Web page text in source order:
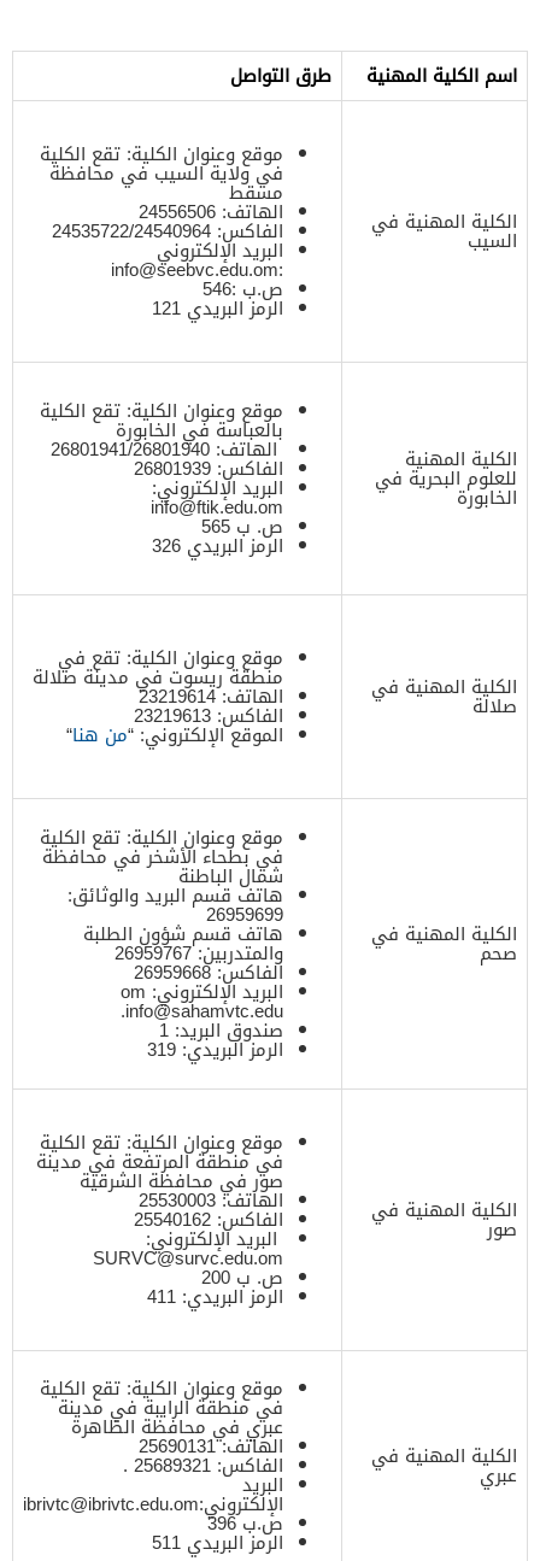
اسم الكلية المهنية طرق التواصل
الكلية المهنية في
السيب
موقع وعنوان الكلية: تقع الكلية
في ولاية السيب في محافظة
مسقط
الهاتف: 24556506
الفاكس: 24535722/24540964
البريد الإلكتروني
:
info@seebvc.edu.om
ص.ب :546
الرمز البريدي 121
الكلية المهنية
للعلوم البحرية في
الخابورة
موقع وعنوان الكلية: تقع الكلية
بالعباسة في الخابورة
الهاتف: 26801941/26801940
الفاكس: 26801939
البريد الإلكتروني:
info@ftik.edu.om
ص. ب 565
الرمز البريدي 326
الكلية المهنية في
صلالة
موقع وعنوان الكلية: تقع في
منطقة ريسوت في مدينة صلالة
الهاتف: 23219614
الفاكس: 23219613
الموقع الإلكتروني: “من هنا“
الكلية المهنية في
صحم
موقع وعنوان الكلية: تقع الكلية
في بطحاء الأشخر في محافظة
شمال الباطنة
هاتف قسم البريد والوثائق:
26959699
هاتف قسم شؤون الطلبة
والمتدربين: 26959767
الفاكس: 26959668
البريد الإلكتروني: om
info@sahamvtc.edu
.
صندوق البريد: 1
الرمز البريدي: 319
الكلية المهنية في
صور
موقع وعنوان الكلية: تقع الكلية
في منطقة المرتفعة في مدينة
صور في محافظة الشرقية
الهاتف: 25530003
الفاكس: 25540162
البريد الإلكتروني:
SURVC@survc.edu.om
ص. ب 200
الرمز البريدي: 411
الكلية المهنية في
عبري
موقع وعنوان الكلية: تقع الكلية
في منطقة الرايبة في مدينة
عبري في محافظة الظاهرة
الهاتف: 25690131
الفاكس: 25689321 .
البريد
الإلكتروني:ibrivtc@ibrivtc.edu.om
ص.ب 396
الرمز البريدي 511